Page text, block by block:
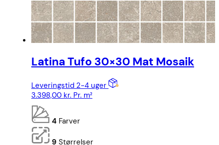
Latina Tufo 30×30 Mat Mosaik
Leveringstid 2-4 uger
3.398,00 kr. Pr. m²
4 Farver
9 Størrelser